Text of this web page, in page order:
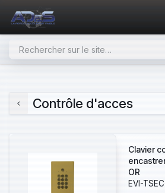
Contrôle d'acces
Clavier
OR
EVI-